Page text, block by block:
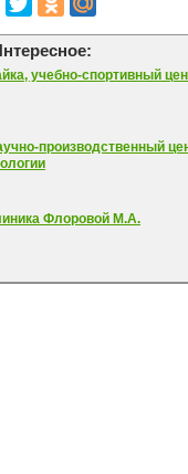
учебно-спортивный
производственный
Флоровой М.А.